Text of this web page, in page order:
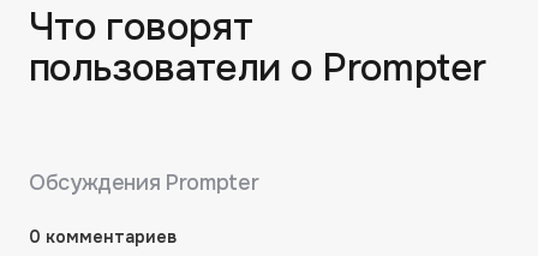
Что говорят
пользователи о Prompter
Обсуждения Prompter
0 комментариев